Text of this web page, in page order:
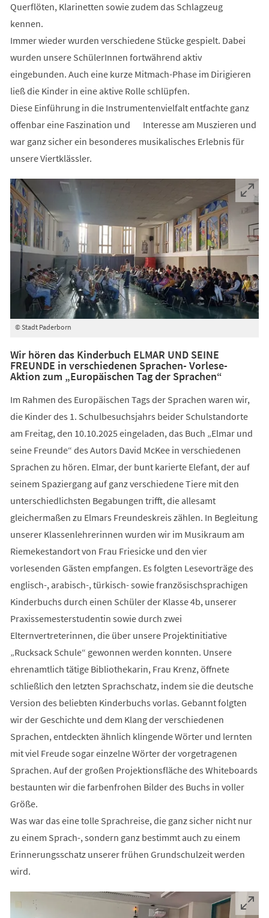
Querflöten, Klarinetten sowie zudem das Schlagzeug
kennen.
Immer wieder wurden verschiedene Stücke gespielt. Dabei
wurden unsere SchülerInnen fortwährend aktiv
eingebunden. Auch eine kurze Mitmach-Phase im Dirigieren
ließ die Kinder in eine aktive Rolle schlüpfen.
Diese Einführung in die Instrumentenvielfalt entfachte ganz
offenbar eine Faszination und Interesse am Muszieren und
war ganz sicher ein besonderes musikalisches Erlebnis für
unsere Viertklässler.
© Stadt Paderborn
Wir hören das Kinderbuch ELMAR UND SEINE
FREUNDE in verschiedenen Sprachen- Vorlese-
Aktion zum „Europäischen Tag der Sprachen“
Im Rahmen des Europäischen Tags der Sprachen waren wir,
die Kinder des 1. Schulbesuchsjahrs beider Schulstandorte
am Freitag, den 10.10.2025 eingeladen, das Buch „Elmar und
seine Freunde“ des Autors David McKee in verschiedenen
Sprachen zu hören. Elmar, der bunt karierte Elefant, der auf
seinem Spaziergang auf ganz verschiedene Tiere mit den
unterschiedlichsten Begabungen trifft, die allesamt
gleichermaßen zu Elmars Freundeskreis zählen. In Begleitung
unserer Klassenlehrerinnen wurden wir im Musikraum am
Riemekestandort von Frau Friesicke und den vier
vorlesenden Gästen empfangen. Es folgten Lesevorträge des
englisch-, arabisch-, türkisch- sowie französischsprachigen
Kinderbuchs durch einen Schüler der Klasse 4b, unserer
Praxissemesterstudentin sowie durch zwei
Elternvertreterinnen, die über unsere Projektinitiative
„Rucksack Schule“ gewonnen werden konnten. Unsere
ehrenamtlich tätige Bibliothekarin, Frau Krenz, öffnete
schließlich den letzten Sprachschatz, indem sie die deutsche
Version des beliebten Kinderbuchs vorlas. Gebannt folgten
wir der Geschichte und dem Klang der verschiedenen
Sprachen, entdeckten ähnlich klingende Wörter und lernten
mit viel Freude sogar einzelne Wörter der vorgetragenen
Sprachen. Auf der großen Projektionsfläche des Whiteboards
bestaunten wir die farbenfrohen Bilder des Buchs in voller
Größe.
Was war das eine tolle Sprachreise, die ganz sicher nicht nur
zu einem Sprach-, sondern ganz bestimmt auch zu einem
Erinnerungsschatz unserer frühen Grundschulzeit werden
wird.